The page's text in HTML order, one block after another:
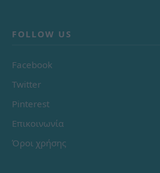
FOLLOW US
Facebook
Twitter
Pinterest
Επικοινωνία
Όροι χρήσης